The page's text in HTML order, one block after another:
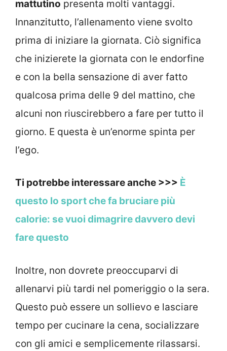
mattutino presenta molti vantaggi.
Innanzitutto, l’allenamento viene svolto
prima di iniziare la giornata. Ciò significa
che inizierete la giornata con le endorfine
e con la bella sensazione di aver fatto
qualcosa prima delle 9 del mattino, che
alcuni non riuscirebbero a fare per tutto il
giorno. E questa è un’enorme spinta per
l’ego.
Ti potrebbe interessare anche >>> È
questo lo sport che fa bruciare più
calorie: se vuoi dimagrire davvero devi
fare questo
Inoltre, non dovrete preoccuparvi di
allenarvi più tardi nel pomeriggio o la sera.
Questo può essere un sollievo e lasciare
tempo per cucinare la cena, socializzare
con gli amici e semplicemente rilassarsi.